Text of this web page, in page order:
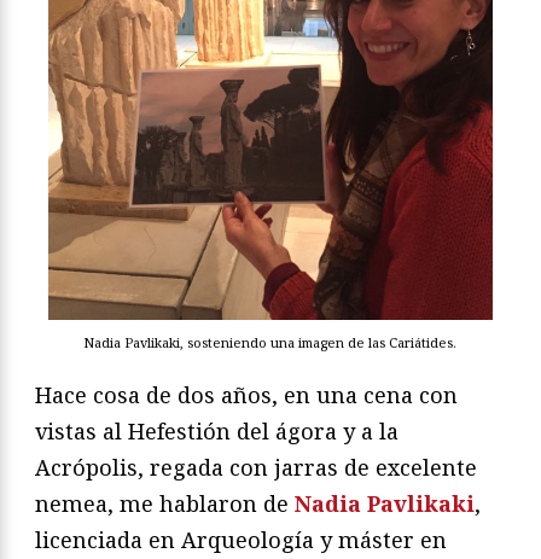
Nadia Pavlikaki, sosteniendo una imagen de las Cariátides.
Hace cosa de dos años, en una cena con
vistas al Hefestión del ágora y a la
Acrópolis, regada con jarras de excelente
nemea, me hablaron de Nadia Pavlikaki,
licenciada en Arqueología y máster en